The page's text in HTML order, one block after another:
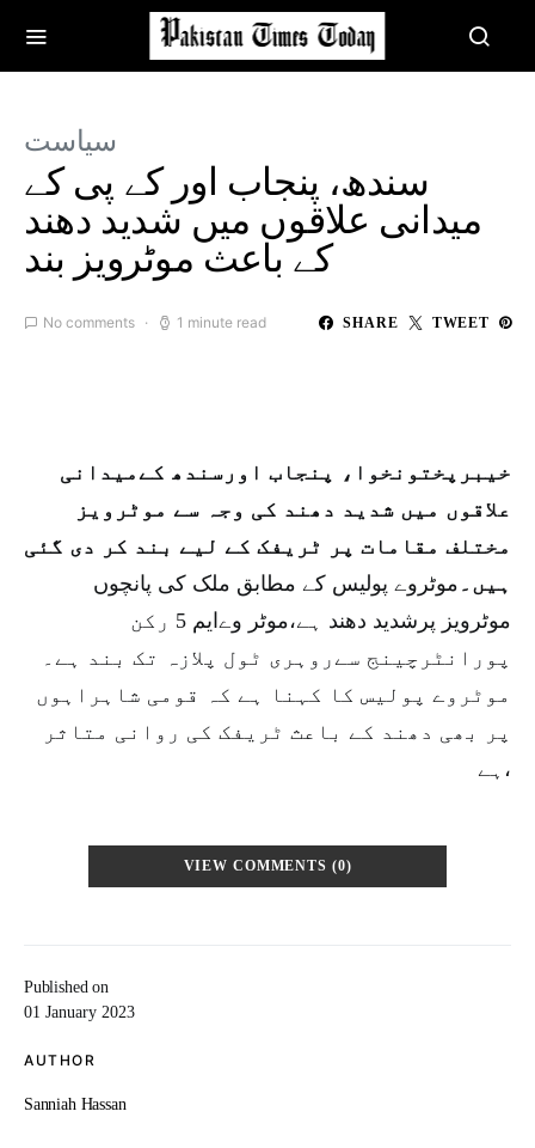
سیاست
سندھ، پنجاب اور کے پی کے
میدانی علاقوں میں شدید دھند
کے باعث موٹرویز بند
No comments 1 minute read SHARE TWEET
Published on
01 January 2023
AUTHOR
Sanniah Hassan
خیبرپختونخوا، پنجاب اورسندھ کےمیدانی
علاقوں میں شدید دھند کی وجہ سے موٹرویز
مختلف مقامات پر ٹریفک کے لیے بند کر دی گئی
ہیں۔ موٹروے پولیس کے مطابق ملک کی پانچوں
موٹرویز پرشدید دھند ہے،موٹر وےایم 5 رکن
پورانٹرچینج سےروہری ٹول پلازہ تک بند ہے۔
موٹروے پولیس کا کہنا ہے کہ قومی شاہراہوں
پر بھی دھند کے باعث ٹریفک کی روانی متاثر
ہے،
VIEW COMMENTS (0)